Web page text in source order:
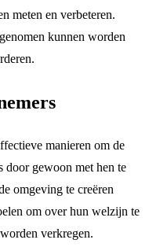
meten en verbeteren.
kunnen worden
manieren om de
door gewoon met hen te
omgeving te creëren
om over hun welzijn te
verkregen.